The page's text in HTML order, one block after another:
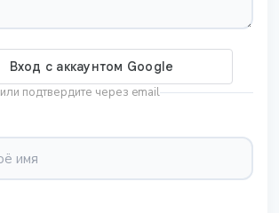
или подтвердите через email